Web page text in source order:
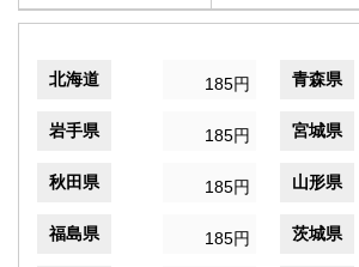
北海道 185円 青森県
岩手県 185円 宮城県
秋田県 185円 山形県
福島県 185円 茨城県